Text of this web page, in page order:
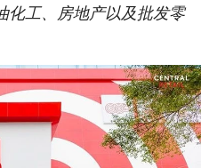
化工、房地产以及批发零